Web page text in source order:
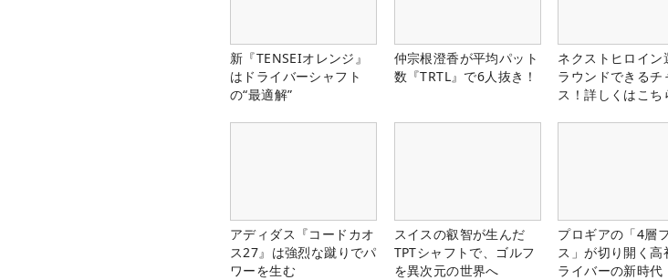
新『TENSEIオレンジ』
はドライバーシャフト
の“最適解”
仲宗根澄香が平均パット
数『TRTL』で6人抜き！
ネクストヒロイン
ラウンドできるチ
ス！詳しくはこち
アディダス『コードカオ
ス27』は強烈な蹴りでパ
ワーを生む
スイスの叡智が生んだ
TPTシャフトで、ゴルフ
を異次元の世界へ
プロギアの「4層
ス」が切り開く高
ライバーの新時代